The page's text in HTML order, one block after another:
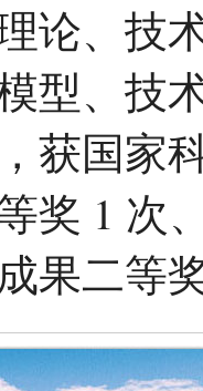
论、技
型、技
获国家
奖 1 次
果二等